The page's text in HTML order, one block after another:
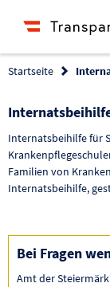
Startseite
Internatsbeihilfe für
Familien von
Internatsbeihilfe,
Bei Fragen
Amt der